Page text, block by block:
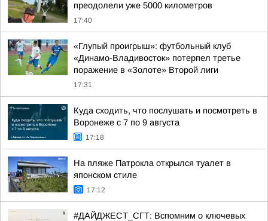
преодолели уже 5000 километров
17:40
«Глупый проигрыш»: футбольный клуб
«Динамо-Владивосток» потерпел третье
поражение в «Золоте» Второй лиги
17:31
Куда сходить, что послушать и посмотреть в
Воронеже с 7 по 9 августа
17:18
На пляже Патрокла открылся туалет в
японском стиле
17:12
#ДАЙДЖЕСТ_СГТ: Вспомним о ключевых